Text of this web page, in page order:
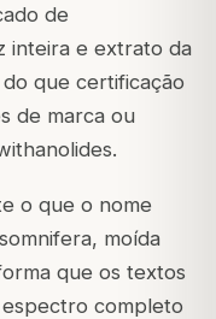
de
inteira e extrato da
que certificação
de marca ou
o que o nome
moída
que os textos
completo